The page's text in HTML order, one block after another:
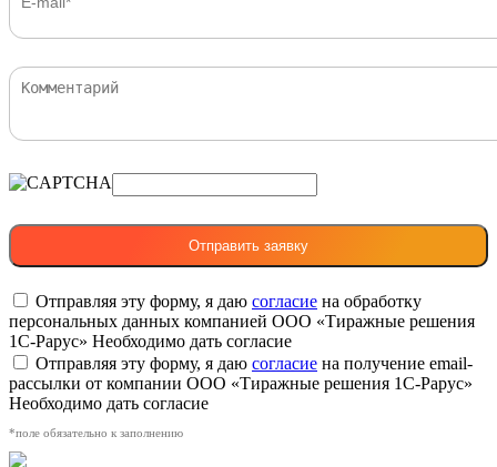
Отправляя эту форму, я даю согласие на обработку
персональных данных компанией ООО «Тиражные решения
1С-Рарус» Необходимо дать согласие
Отправляя эту форму, я даю согласие на получение email-
рассылки от компании ООО «Тиражные решения 1С-Рарус»
Необходимо дать согласие
*поле обязательно к заполнению